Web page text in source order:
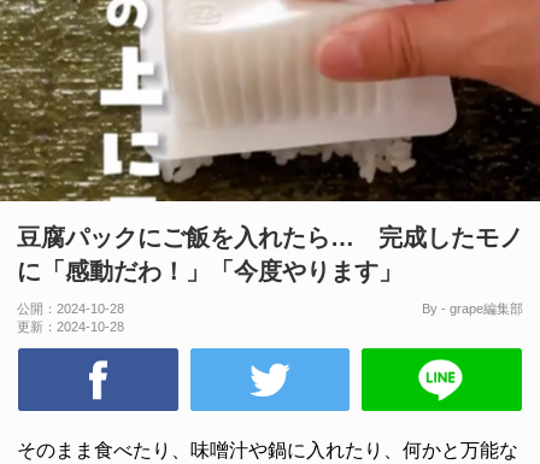
豆腐パックにご飯を入れたら… 完成したモノ
に「感動だわ！」「今度やります」
公開： 2024-10-28
更新： 2024-10-28
By - grape編集部
そのまま食べたり、味噌汁や鍋に入れたり、何かと万能な